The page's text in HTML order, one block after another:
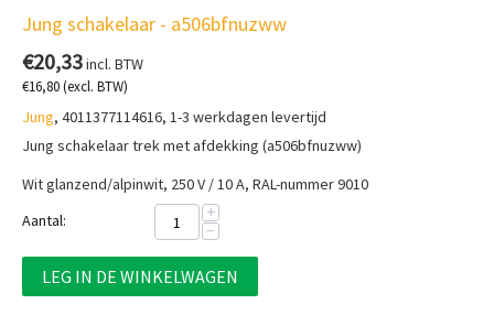
Jung schakelaar - a506bfnuzww
€20,33incl. BTW
€16,80(excl. BTW)
Jung, 4011377114616, 1-3 werkdagen levertijd
Jung schakelaar trek met afdekking (a506bfnuzww)
Wit glanzend/alpinwit, 250 V / 10 A, RAL-nummer 9010
Aantal:
+
−
LEG IN DE WINKELWAGEN